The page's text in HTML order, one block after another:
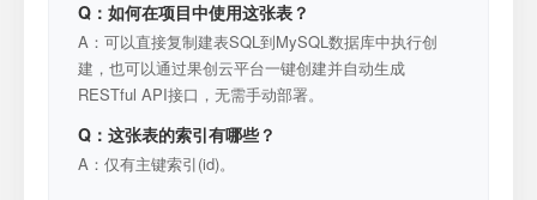
Q：如何在项目中使用这张表？
A：可以直接复制建表SQL到MySQL数据库中执行创
建，也可以通过果创云平台一键创建并自动生成
RESTful API接口，无需手动部署。
Q：这张表的索引有哪些？
A：仅有主键索引(id)。